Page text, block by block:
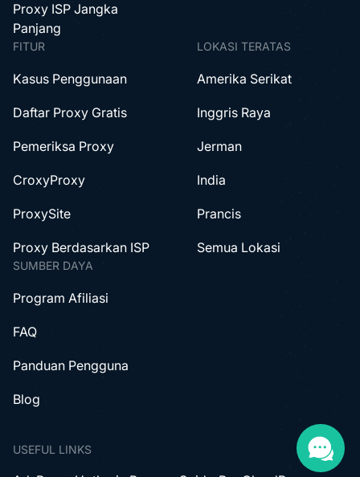
Proxy ISP Jangka
Panjang
FITUR
Kasus Penggunaan
Daftar Proxy Gratis
Pemeriksa Proxy
CroxyProxy
ProxySite
Proxy Berdasarkan ISP
LOKASI TERATAS
Amerika Serikat
Inggris Raya
Jerman
India
Prancis
Semua Lokasi
SUMBER DAYA
Program Afiliasi
FAQ
Panduan Pengguna
Blog
USEFUL LINKS